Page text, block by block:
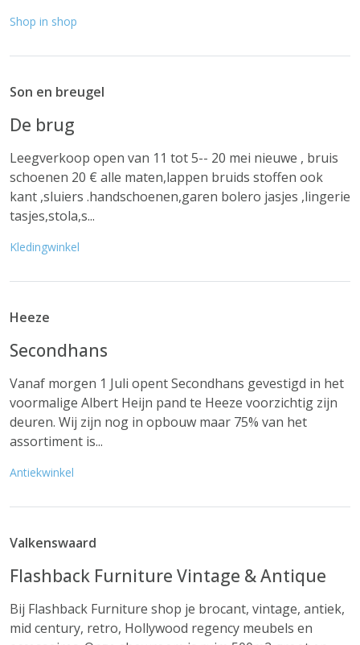
Shop in shop
Son en breugel
De brug
Leegverkoop open van 11 tot 5-- 20 mei nieuwe , bruis
schoenen 20 € alle maten,lappen bruids stoffen ook
kant ,sluiers .handschoenen,garen bolero jasjes ,lingerie
tasjes,stola,s...
Kledingwinkel
Heeze
Secondhans
Vanaf morgen 1 Juli opent Secondhans gevestigd in het
voormalige Albert Heijn pand te Heeze voorzichtig zijn
deuren. Wij zijn nog in opbouw maar 75% van het
assortiment is...
Antiekwinkel
Valkenswaard
Flashback Furniture Vintage & Antique
Bij Flashback Furniture shop je brocant, vintage, antiek,
mid century, retro, Hollywood regency meubels en